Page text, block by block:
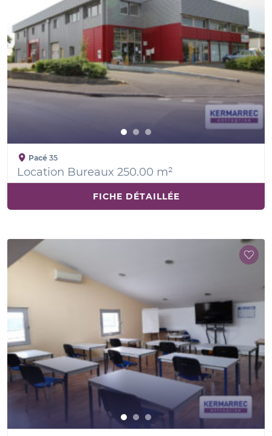
Pacé 35
Location Bureaux 250.00 m²
FICHE DÉTAILLÉE